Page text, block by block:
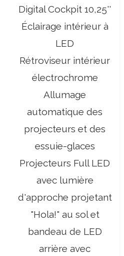
Digital Cockpit 10,25''
Éclairage intérieur à
LED
Rétroviseur intérieur
électrochrome
Allumage
automatique des
projecteurs et des
essuie-glaces
Projecteurs Full LED
avec lumière
d'approche projetant
"Hola!" au sol et
bandeau de LED
arrière avec